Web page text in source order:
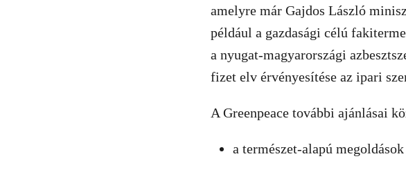
amelyre már Gajdos László
például a gazdasági célú
a nyugat-magyarországi
fizet elv érvényesítése az ipari
A Greenpeace további ajánlásai
a természet-alapú